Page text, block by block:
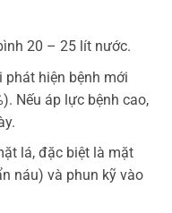
20 – 25 lít nước.
phát hiện bệnh mới
Nếu áp lực bệnh cao,
lá, đặc biệt là mặt
náu) và phun kỹ vào